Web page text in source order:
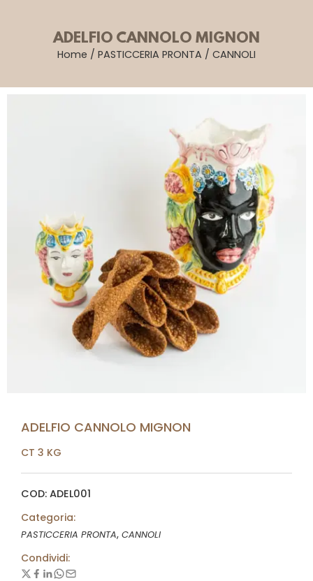
ADELFIO CANNOLO MIGNON
Home / PASTICCERIA PRONTA / CANNOLI
ADELFIO CANNOLO MIGNON
CT 3 KG
COD: ADEL001
Categoria:
PASTICCERIA PRONTA, CANNOLI
Condividi: